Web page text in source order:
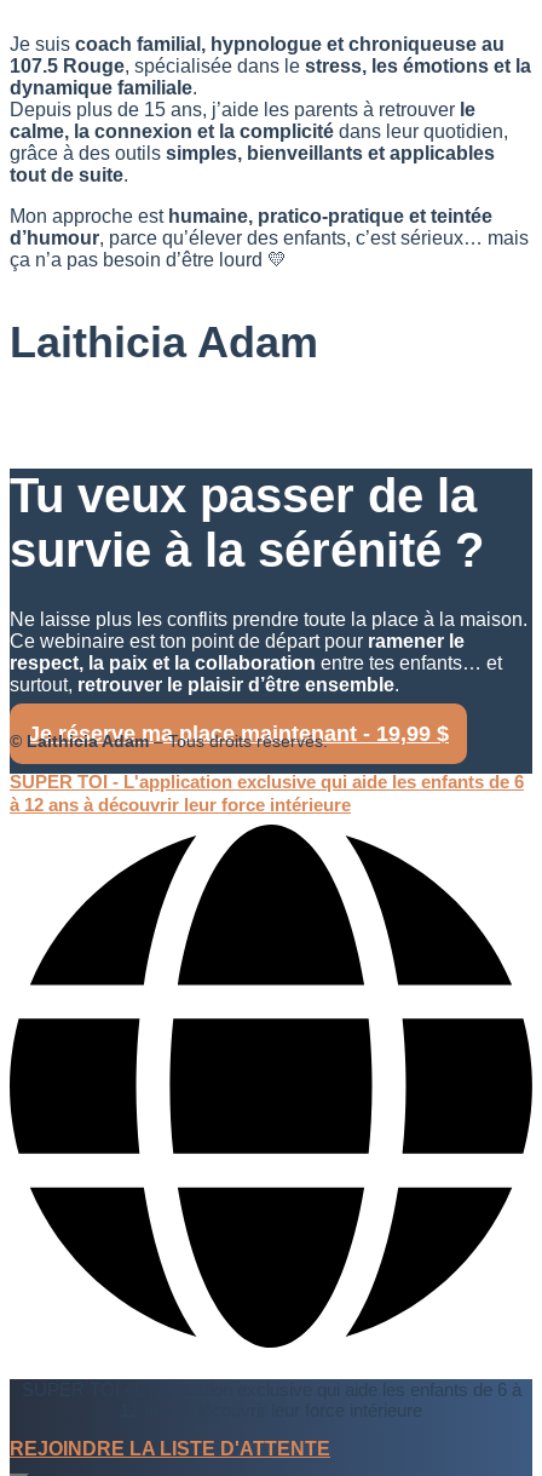
Je suis coach familial, hypnologue et chroniqueuse au
107.5 Rouge, spécialisée dans le stress, les émotions et la
dynamique familiale.
Depuis plus de 15 ans, j’aide les parents à retrouver le
calme, la connexion et la complicité dans leur quotidien,
grâce à des outils simples, bienveillants et applicables
tout de suite.
Mon approche est humaine, pratico-pratique et teintée
d’humour, parce qu’élever des enfants, c’est sérieux… mais
ça n’a pas besoin d’être lourd 💛
Laithicia Adam
Tu veux passer de la
survie à la sérénité ?
Ne laisse plus les conflits prendre toute la place à la maison.
Ce webinaire est ton point de départ pour ramener le
respect, la paix et la collaboration entre tes enfants… et
surtout, retrouver le plaisir d’être ensemble.
Je réserve ma place maintenant - 19,99 $
© Laithicia Adam– Tous droits réservés.
SUPER TOI - L'application exclusive qui aide les enfants de 6
à 12 ans à découvrir leur force intérieure
SUPER TOI - L'application exclusive qui aide les enfants de 6 à
12 ans à découvrir leur force intérieure
REJOINDRE LA LISTE D'ATTENTE